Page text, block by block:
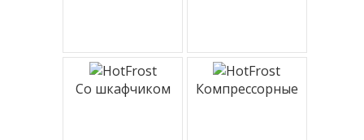
Со шкафчиком Компрессорные